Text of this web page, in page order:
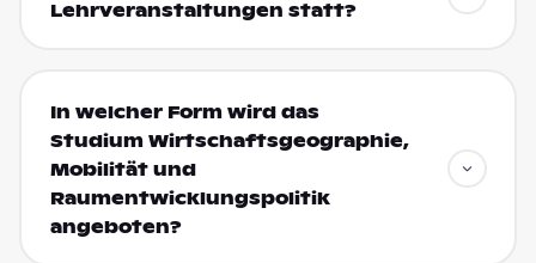
Lehrveranstaltungen statt?
In welcher Form wird das
Studium Wirtschaftsgeographie,
Mobilität und
Raumentwicklungspolitik
angeboten?